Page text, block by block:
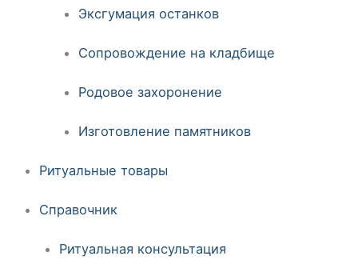
Эксгумация останков
Сопровождение на кладбище
Родовое захоронение
Изготовление памятников
Ритуальные товары
Справочник
Ритуальная консультация